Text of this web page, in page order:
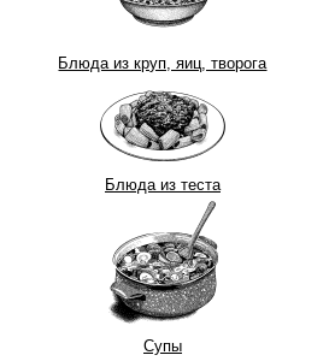
Блюда из круп, яиц, творога
Блюда из теста
Супы